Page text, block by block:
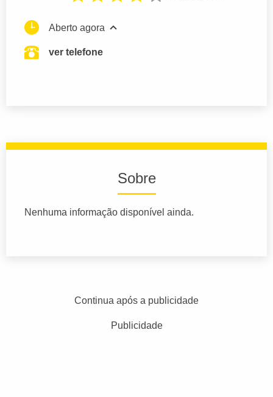
Aberto agora
ver telefone
Sobre
Nenhuma informação disponível ainda.
Continua após a publicidade
Publicidade